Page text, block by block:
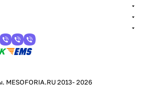
2013- 2026